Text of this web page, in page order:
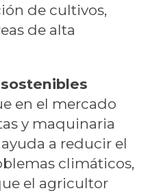
de cultivos,
de alta
en el mercado
y maquinaria
a reducir el
climáticos,
el agricultor